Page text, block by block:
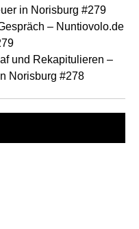
in Norisburg #279
– Nuntiovolo.de
und Rekapitulieren –
Norisburg #278